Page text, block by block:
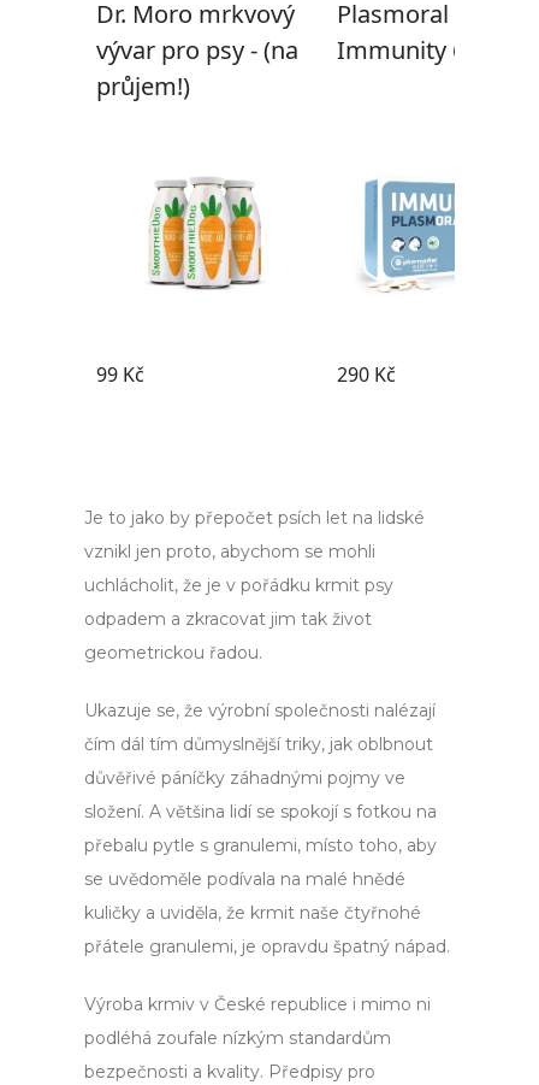
Je to jako by přepočet psích let na lidské
vznikl jen proto, abychom se mohli
uchlácholit, že je v pořádku krmit psy
odpadem a zkracovat jim tak život
geometrickou řadou.
Ukazuje se, že výrobní společnosti nalézají
čím dál tím důmyslnější triky, jak oblbnout
důvěřivé páníčky záhadnými pojmy ve
složení. A většina lidí se spokojí s fotkou na
přebalu pytle s granulemi, místo toho, aby
se uvědoměle podívala na malé hnědé
kuličky a uviděla, že krmit naše čtyřnohé
přátele granulemi, je opravdu špatný nápad.
Výroba krmiv v České republice i mimo ni
podléhá zoufale nízkým standardům
bezpečnosti a kvality. Předpisy pro